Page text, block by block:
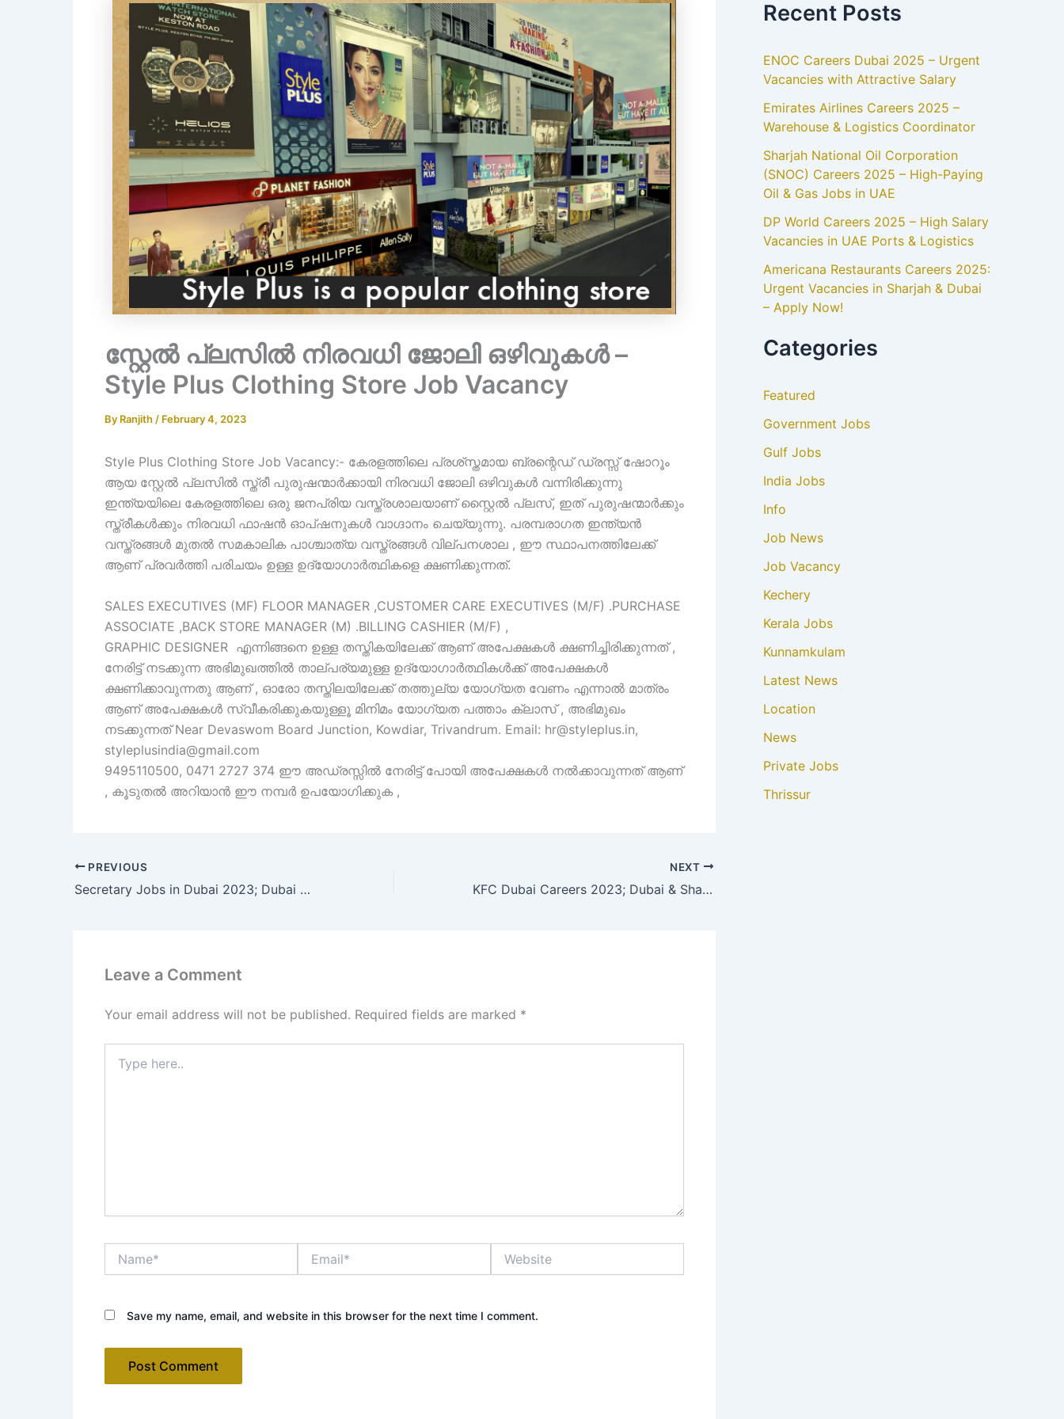
സ്റ്റേൽ പ്ലസിൽ നിരവധി ജോലി ഒഴിവുകൾ –
Style Plus Clothing Store Job Vacancy
By Ranjith / February 4, 2023
Style Plus Clothing Store Job Vacancy:- കേരളത്തിലെ പ്രശ്‌സ്തമായ ബ്രന്റെഡ് ഡ്രസ്സ്‌ ഷോറൂം
ആയ സ്റ്റേൽ പ്ലസിൽ സ്ത്രീ പുരുഷന്മാർക്കായി നിരവധി ജോലി ഒഴിവുകൾ വന്നിരിക്കുന്നു
ഇന്ത്യയിലെ കേരളത്തിലെ ഒരു ജനപ്രിയ വസ്ത്രശാലയാണ് സ്റ്റൈൽ പ്ലസ്, ഇത് പുരുഷന്മാർക്കും
സ്ത്രീകൾക്കും നിരവധി ഫാഷൻ ഓപ്ഷനുകൾ വാഗ്ദാനം ചെയ്യുന്നു. പരമ്പരാഗത ഇന്ത്യൻ
വസ്ത്രങ്ങൾ മുതൽ സമകാലിക പാശ്ചാത്യ വസ്ത്രങ്ങൾ വില്പനശാല , ഈ സ്ഥാപനത്തിലേക്ക്
ആണ് പ്രവർത്തി പരിചയം ഉള്ള ഉദ്യോഗാർത്ഥികളെ ക്ഷണിക്കുന്നത്.
SALES EXECUTIVES (MF) FLOOR MANAGER ,CUSTOMER CARE EXECUTIVES (M/F) .PURCHASE
ASSOCIATE ,BACK STORE MANAGER (M) .BILLING CASHIER (M/F) ,
GRAPHIC DESIGNER എന്നിങ്ങനെ ഉള്ള തസ്തികയിലേക്ക് ആണ് അപേക്ഷകൾ ക്ഷണിച്ചിരിക്കുന്നത് ,
നേരിട്ട് നടക്കുന്ന അഭിമുഖത്തിൽ താല്പര്യമുള്ള ഉദ്യോഗാർത്ഥികൾക്ക് അപേക്ഷകൾ
ക്ഷണിക്കാവുന്നതു ആണ് , ഓരോ തസ്തിലയിലേക്ക് തത്തുല്യ യോഗ്യത വേണം എന്നാൽ മാത്രം
ആണ് അപേക്ഷകൾ സ്വീകരിക്കുകയുള്ളൂ മിനിമം യോഗ്യത പത്താം ക്ലാസ് , അഭിമുഖം
നടക്കുന്നത് Near Devaswom Board Junction, Kowdiar, Trivandrum. Email: hr@styleplus.in,
styleplusindia@gmail.com
9495110500, 0471 2727 374 ഈ അഡ്രസ്സിൽ നേരിട്ട് പോയി അപേക്ഷകൾ നൽക്കാവുന്നത് ആണ്
, കൂടുതൽ അറിയാൻ ഈ നമ്പർ ഉപയോഗിക്കുക ,
PREVIOUS
Secretary Jobs in Dubai 2023; Dubai Job Vacancies
NEXT
KFC Dubai Careers 2023; Dubai & Sharjah Job Vacancy
Leave a Comment
Your email address will not be published. Required fields are marked *
here..
Save my name, email, and website in this browser for the next time I comment.
Recent Posts
ENOC Careers Dubai 2025 – Urgent
Vacancies with Attractive Salary
Emirates Airlines Careers 2025 –
Warehouse & Logistics Coordinator
Sharjah National Oil Corporation
(SNOC) Careers 2025 – High-Paying
Oil & Gas Jobs in UAE
DP World Careers 2025 – High Salary
Vacancies in UAE Ports & Logistics
Americana Restaurants Careers 2025:
Urgent Vacancies in Sharjah & Dubai
– Apply Now!
Categories
Featured
Government Jobs
Gulf Jobs
India Jobs
Info
Job News
Job Vacancy
Kechery
Kerala Jobs
Kunnamkulam
Latest News
Location
News
Private Jobs
Thrissur